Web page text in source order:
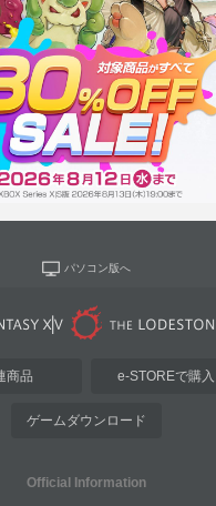
パソコン版へ
商品 e-STOREで購入
ゲームダウンロード
Official Information